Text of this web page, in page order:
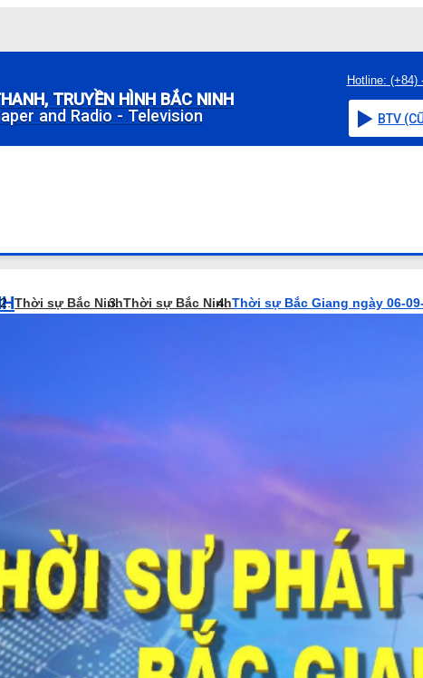
TRUYỀN HÌNH BẮC NINH
and Radio - Television
Hotline: (+84)
BTV
Thời sự Bắc NinhThời sự Bắc NinhThời sự Bắc Giang ngày 06-